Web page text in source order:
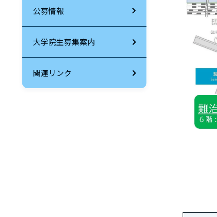
公募情報
大学院生募集案内
関連リンク